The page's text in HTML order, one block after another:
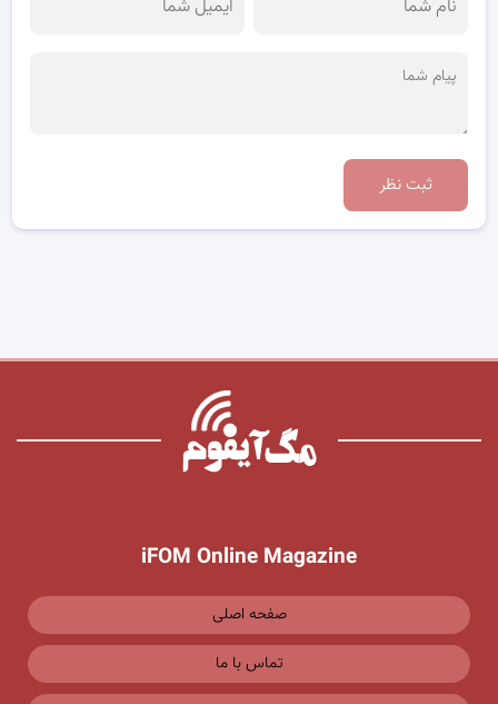
ثبت نظر
iFOM Online Magazine
صفحه اصلی
تماس با ما